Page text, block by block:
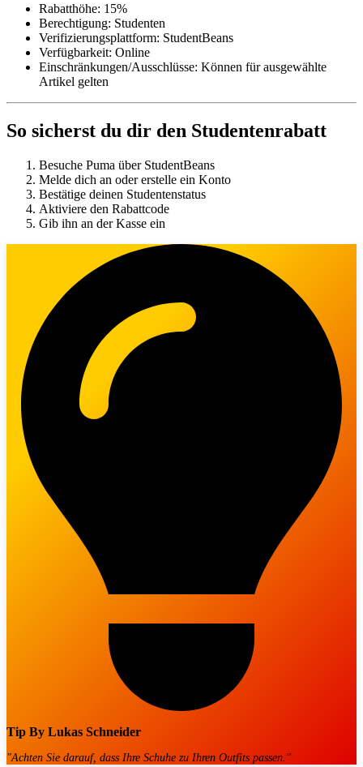
Rabatthöhe: 15%
Berechtigung: Studenten
Verifizierungsplattform: StudentBeans
Verfügbarkeit: Online
Einschränkungen/Ausschlüsse: Können für ausgewählte
Artikel gelten
So sicherst du dir den Studentenrabatt
Besuche Puma über StudentBeans
Melde dich an oder erstelle ein Konto
Bestätige deinen Studentenstatus
Aktiviere den Rabattcode
Gib ihn an der Kasse ein
Tip By Lukas Schneider
"Achten Sie darauf, dass Ihre Schuhe zu Ihren Outfits passen."